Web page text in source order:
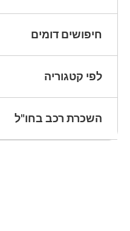
חיפושים דומים
לפי קטגוריה
השכרת רכב בחו"ל